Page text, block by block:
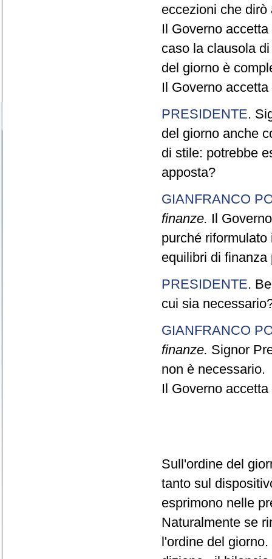
eccezioni che
Il Governo
caso la clausola
del giorno è
Il Governo
PRESIDENTE.
del giorno anche
di stile: potrebbe
apposta?
GIANFRANCO
finanze. Il
purché
equilibri di finanza
PRESIDENTE.
cui sia
GIANFRANCO
finanze. Signor
non è necessario.
Il Governo
Sull'ordine del
tanto sul
esprimono nelle
Naturalmente se
l'ordine del